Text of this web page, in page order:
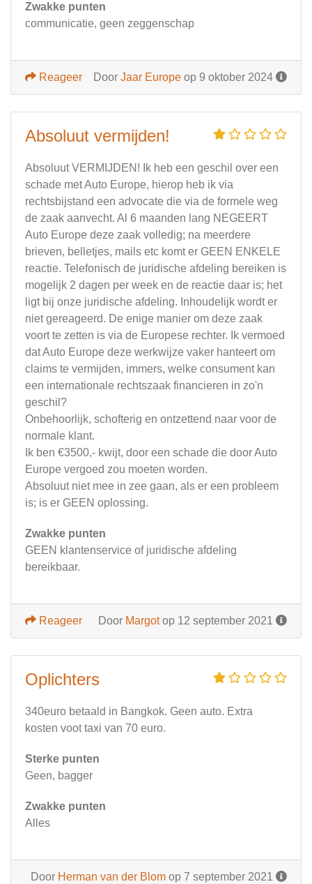
Zwakke punten
communicatie, geen zeggenschap
Door Jaar Europe op 9 oktober 2024
Reageer
Absoluut vermijden!
Absoluut VERMIJDEN! Ik heb een geschil over een
schade met Auto Europe, hierop heb ik via
rechtsbijstand een advocate die via de formele weg
de zaak aanvecht. Al 6 maanden lang NEGEERT
Auto Europe deze zaak volledig; na meerdere
brieven, belletjes, mails etc komt er GEEN ENKELE
reactie. Telefonisch de juridische afdeling bereiken is
mogelijk 2 dagen per week en de reactie daar is; het
ligt bij onze juridische afdeling. Inhoudelijk wordt er
niet gereageerd. De enige manier om deze zaak
voort te zetten is via de Europese rechter. Ik vermoed
dat Auto Europe deze werkwijze vaker hanteert om
claims te vermijden, immers, welke consument kan
een internationale rechtszaak financieren in zo'n
geschil?
Onbehoorlijk, schofterig en ontzettend naar voor de
normale klant.
Ik ben €3500,- kwijt, door een schade die door Auto
Europe vergoed zou moeten worden.
Absoluut niet mee in zee gaan, als er een probleem
is; is er GEEN oplossing.
Zwakke punten
GEEN klantenservice of juridische afdeling
bereikbaar.
Door Margotop 12 september 2021
Reageer
Oplichters
340euro betaald in Bangkok. Geen auto. Extra
kosten voot taxi van 70 euro.
Sterke punten
Geen, bagger
Zwakke punten
Alles
Door Herman van der Blom op 7 september 2021